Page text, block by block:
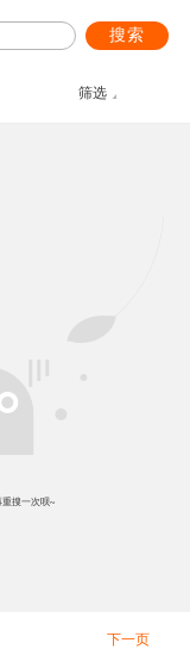
搜索
筛选
搜一次呗~
下一页